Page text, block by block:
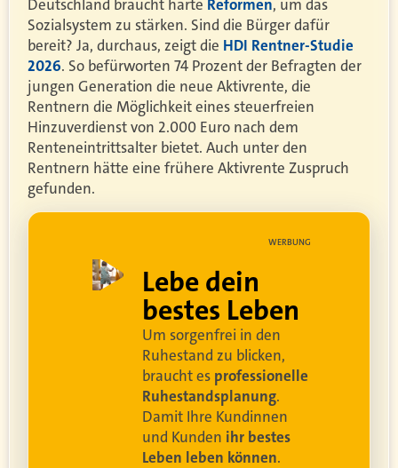
Deutschland braucht harte Reformen, um das
Sozialsystem zu stärken. Sind die Bürger dafür
bereit? Ja, durchaus, zeigt die HDI Rentner-Studie
2026. So befürworten 74 Prozent der Befragten der
jungen Generation die neue Aktivrente, die
Rentnern die Möglichkeit eines steuerfreien
Hinzuverdienst von 2.000 Euro nach dem
Renteneintrittsalter bietet. Auch unter den
Rentnern hätte eine frühere Aktivrente Zuspruch
gefunden.
WERBUNG
Lebe dein
bestes Leben
Um sorgenfrei in den
Ruhestand zu blicken,
braucht es professionelle
Ruhestandsplanung.
Damit Ihre Kundinnen
und Kunden ihr bestes
Leben leben können.